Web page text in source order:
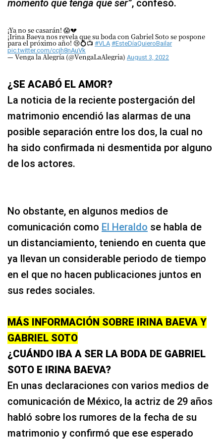
momento que tenga que ser”, confesó.
¡Ya no se casarán! 😱💔
¡Irina Baeva nos revela que su boda con Gabriel Soto se pospone
para el próximo año! 😢💍📺 #VLA #EsteDíaQuieroBailar
pic.twitter.com/ccjh8nAuVk
— Venga la Alegría (@VengaLaAlegria) August 3, 2022
¿SE ACABÓ EL AMOR?
La noticia de la reciente postergación del
matrimonio encendió las alarmas de una
posible separación entre los dos, la cual no
ha sido confirmada ni desmentida por alguno
de los actores.
No obstante, en algunos medios de
comunicación como El Heraldo se habla de
un distanciamiento, teniendo en cuenta que
ya llevan un considerable periodo de tiempo
en el que no hacen publicaciones juntos en
sus redes sociales.
MÁS INFORMACIÓN SOBRE IRINA BAEVA Y
GABRIEL SOTO
¿CUÁNDO IBA A SER LA BODA DE GABRIEL
SOTO E IRINA BAEVA?
En unas declaraciones con varios medios de
comunicación de México, la actriz de 29 años
habló sobre los rumores de la fecha de su
matrimonio y confirmó que ese esperado